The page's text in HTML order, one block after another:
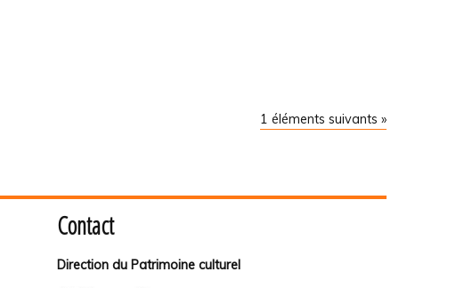
1 éléments suivants »
Contact
Direction du Patrimoine culturel